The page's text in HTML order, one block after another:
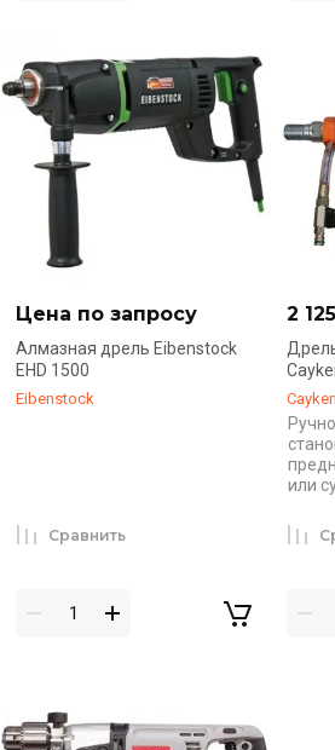
Цена по запросу
Алмазная дрель Eibenstock
EHD 1500
Eibenstock
Сравнить
2
Cayken
или